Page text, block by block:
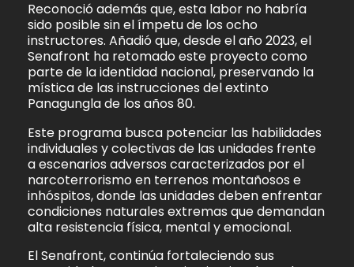
Reconoció además que, esta labor no habría
sido posible sin el ímpetu de los ocho
instructores. Añadió que, desde el año 2023, el
Senafront ha retomado este proyecto como
parte de la identidad nacional, preservando la
mística de las instrucciones del extinto
Panagungla de los años 80.
Este programa busca potenciar las habilidades
individuales y colectivas de las unidades frente
a escenarios adversos caracterizados por el
narcoterrorismo en terrenos montañosos e
inhóspitos, donde las unidades deben enfrentar
condiciones naturales extremas que demandan
alta resistencia física, mental y emocional.
El Senafront, continúa fortaleciendo sus